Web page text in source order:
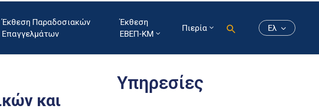
Έκθεση Παραδοσιακών
Επαγγελμάτων
Έκθεση
ΕΒΕΠ-ΚΜ
Πιερία Ελ
και
Υπηρεσίες